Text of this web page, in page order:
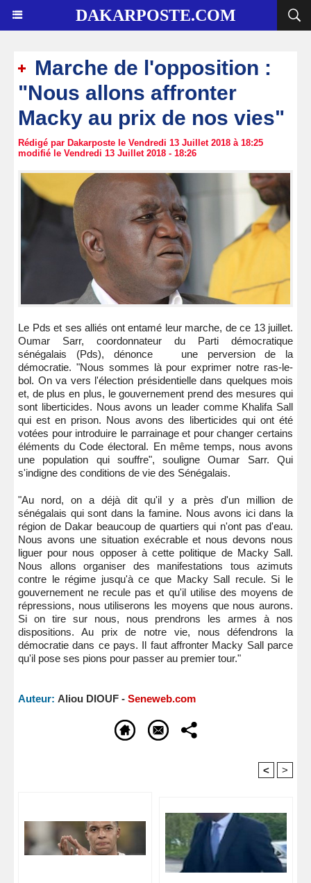
DAKARPOSTE.COM
Marche de l'opposition :
"Nous allons affronter
Macky au prix de nos vies"
Rédigé par Dakarposte le Vendredi 13 Juillet 2018 à 18:25
modifié le Vendredi 13 Juillet 2018 - 18:26
Le Pds et ses alliés ont entamé leur marche, de ce 13 juillet.
Oumar Sarr, coordonnateur du Parti démocratique
sénégalais (Pds), dénonce une perversion de la
démocratie. "Nous sommes là pour exprimer notre ras-le-
bol. On va vers l'élection présidentielle dans quelques mois
et, de plus en plus, le gouvernement prend des mesures qui
sont liberticides. Nous avons un leader comme Khalifa Sall
qui est en prison. Nous avons des liberticides qui ont été
votées pour introduire le parrainage et pour changer certains
éléments du Code électoral. En même temps, nous avons
une population qui souffre", souligne Oumar Sarr. Qui
s'indigne des conditions de vie des Sénégalais.
"Au nord, on a déjà dit qu'il y a près d'un million de
sénégalais qui sont dans la famine. Nous avons ici dans la
région de Dakar beaucoup de quartiers qui n'ont pas d'eau.
Nous avons une situation exécrable et nous devons nous
liguer pour nous opposer à cette politique de Macky Sall.
Nous allons organiser des manifestations tous azimuts
contre le régime jusqu'à ce que Macky Sall recule. Si le
gouvernement ne recule pas et qu'il utilise des moyens de
répressions, nous utiliserons les moyens que nous aurons.
Si on tire sur nous, nous prendrons les armes à nos
dispositions. Au prix de notre vie, nous défendrons la
démocratie dans ce pays. Il faut affronter Macky Sall parce
qu'il pose ses pions pour passer au premier tour."
Auteur: Aliou DIOUF - Seneweb.com
< >